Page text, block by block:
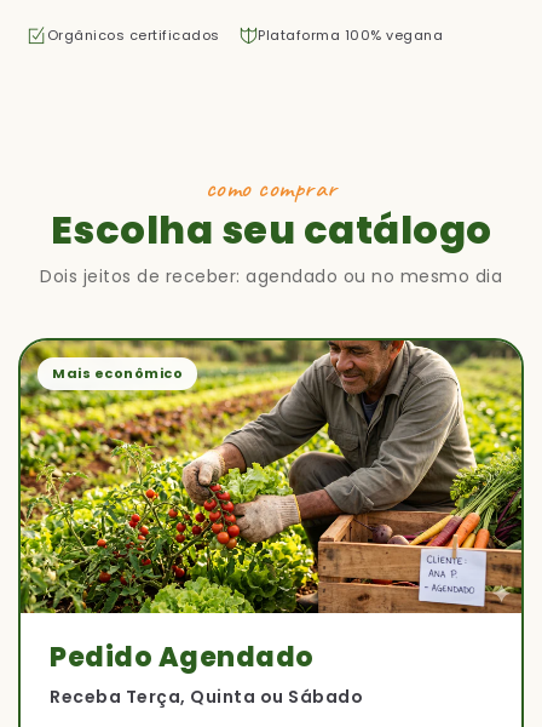
Orgânicos certificados Plataforma 100% vegana
como comprar
Escolha seu catálogo
Dois jeitos de receber: agendado ou no mesmo dia
Mais econômico
Pedido Agendado
Receba Terça, Quinta ou Sábado